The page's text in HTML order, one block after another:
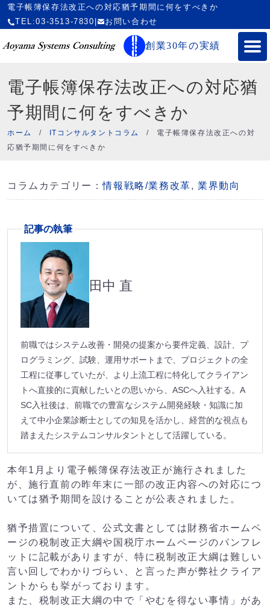
電子帳簿保存法改正への対応猶予期間に何をすべきか
TEL:03-3513-7830
お問い合わせ
創業30年の実績
電子帳簿保存法改正への対応猶
予期間に何をすべきか
ホーム / ITコンサルタントコラム / 電子帳簿保存法改正への対
応猶予期間に何をすべきか
コラムカテゴリー：情報戦略/業務改革,業界動向
記事の執筆
田中 直
前職ではシステム改善・開発の提案から要件定義、設計、プ
ログラミング、試験、運用サポートまで、プロジェクトの全
工程に従事していたが、より上流工程に特化してクライアン
トへ直接的に貢献したいとの思いから、ASCへ入社する。A
SC入社後は、前職での豊富なシステム開発経験・知識に加
えて中小企業診断士としての知見を活かし、経営的な視点も
踏まえたシステムコンサルタントとして活躍している。
本年1月より電子帳簿保存法改正が施行されました
が、施行直前の昨年末に一部の改正内容への対応につ
いては猶予期間を設けることが公表されました。
猶予措置について、公式文書としては財務省ホームペ
ージの税制改正大綱や国税庁ホームページのパンフレ
ットに記載がありますが、特に税制改正大綱は難しい
言い回しでわかりづらい、と言った声が弊社クライア
ントからも挙がっております。
また、税制改正大綱の中で「やむを得ない事情」があ